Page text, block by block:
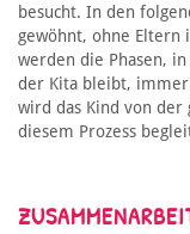
besucht. In den
gewöhnt, ohne Eltern
werden die Phasen,
der Kita bleibt,
wird das Kind von der
diesem Prozess